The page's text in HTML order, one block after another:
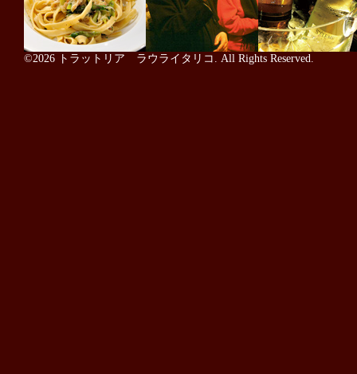
©2026 トラットリア ラウライタリコ . All Rights Reserved.